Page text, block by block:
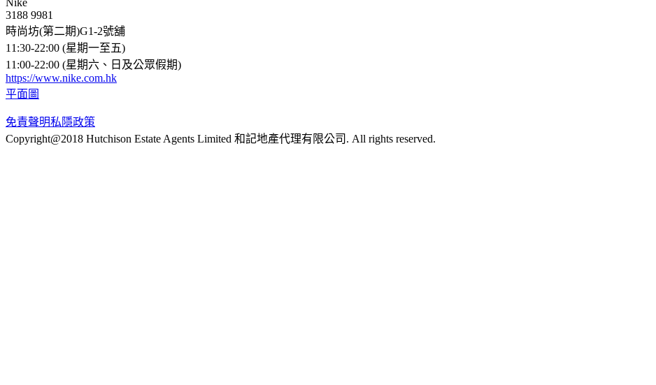
Nike
3188 9981
時尚坊(第二期)G1-2號舖
11:30-22:00 (星期一至五)
11:00-22:00 (星期六、日及公眾假期)
https://www.nike.com.hk
平面圖
免責聲明私隱政策
Copyright@2018 Hutchison Estate Agents Limited 和記地產代理有限公司. All rights reserved.